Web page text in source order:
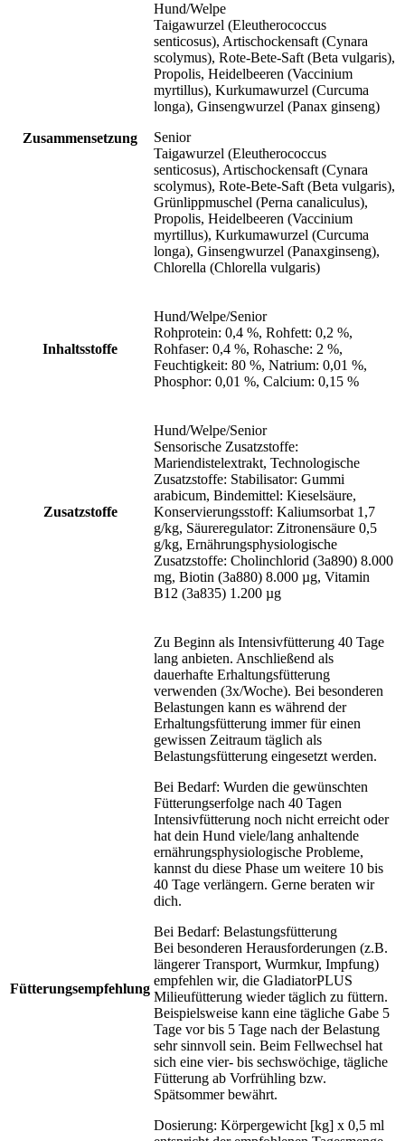
Zusammensetzung
Hund/Welpe
Taigawurzel (Eleutherococcus
senticosus), Artischockensaft (Cynara
scolymus), Rote-Bete-Saft (Beta vulgaris),
Propolis, Heidelbeeren (Vaccinium
myrtillus), Kurkumawurzel (Curcuma
longa), Ginsengwurzel (Panax ginseng)
Senior
Taigawurzel (Eleutherococcus
senticosus), Artischockensaft (Cynara
scolymus), Rote-Bete-Saft (Beta vulgaris),
Grünlippmuschel (Perna canaliculus),
Propolis, Heidelbeeren (Vaccinium
myrtillus), Kurkumawurzel (Curcuma
longa), Ginsengwurzel (Panaxginseng),
Chlorella (Chlorella vulgaris)
Inhaltsstoffe
Hund/Welpe/Senior
Rohprotein: 0,4 %, Rohfett: 0,2 %,
Rohfaser: 0,4 %, Rohasche: 2 %,
Feuchtigkeit: 80 %, Natrium: 0,01 %,
Phosphor: 0,01 %, Calcium: 0,15 %
Zusatzstoffe
Hund/Welpe/Senior
Sensorische Zusatzstoffe:
Mariendistelextrakt, Technologische
Zusatzstoffe: Stabilisator: Gummi
arabicum, Bindemittel: Kieselsäure,
Konservierungsstoff: Kaliumsorbat 1,7
g/kg, Säureregulator: Zitronensäure 0,5
g/kg, Ernährungsphysiologische
Zusatzstoffe: Cholinchlorid (3a890) 8.000
mg, Biotin (3a880) 8.000 µg, Vitamin
B12 (3a835) 1.200 µg
Fütterungsempfehlung
Zu Beginn als Intensivfütterung 40 Tage
lang anbieten. Anschließend als
dauerhafte Erhaltungsfütterung
verwenden (3x/Woche). Bei besonderen
Belastungen kann es während der
Erhaltungsfütterung immer für einen
gewissen Zeitraum täglich als
Belastungsfütterung eingesetzt werden.
Bei Bedarf: Wurden die gewünschten
Fütterungserfolge nach 40 Tagen
Intensivfütterung noch nicht erreicht oder
hat dein Hund viele/lang anhaltende
ernährungsphysiologische Probleme,
kannst du diese Phase um weitere 10 bis
40 Tage verlängern. Gerne beraten wir
dich.
Bei Bedarf: Belastungsfütterung
Bei besonderen Herausforderungen (z.B.
längerer Transport, Wurmkur, Impfung)
empfehlen wir, die GladiatorPLUS
Milieufütterung wieder täglich zu füttern.
Beispielsweise kann eine tägliche Gabe 5
Tage vor bis 5 Tage nach der Belastung
sehr sinnvoll sein. Beim Fellwechsel hat
sich eine vier- bis sechswöchige, tägliche
Fütterung ab Vorfrühling bzw.
Spätsommer bewährt.
Dosierung: Körpergewicht [kg] x 0,5 ml